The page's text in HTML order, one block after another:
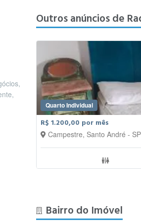
Outros anúncios de
Quarto Individual
R$ 1.200,00 por mês
Campestre, Santo André - SP
Bairro do Imóvel